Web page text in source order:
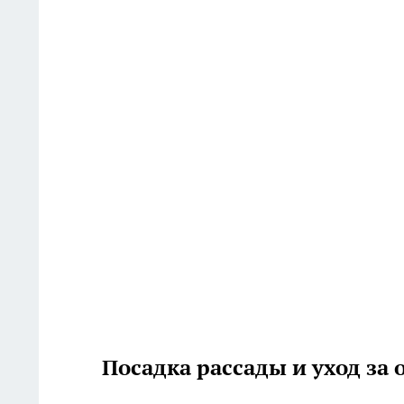
Посадка рассады и уход за